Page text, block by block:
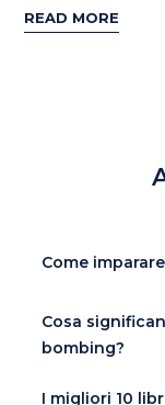
READ MORE
Come
Cosa
bombing?
I migliori 10